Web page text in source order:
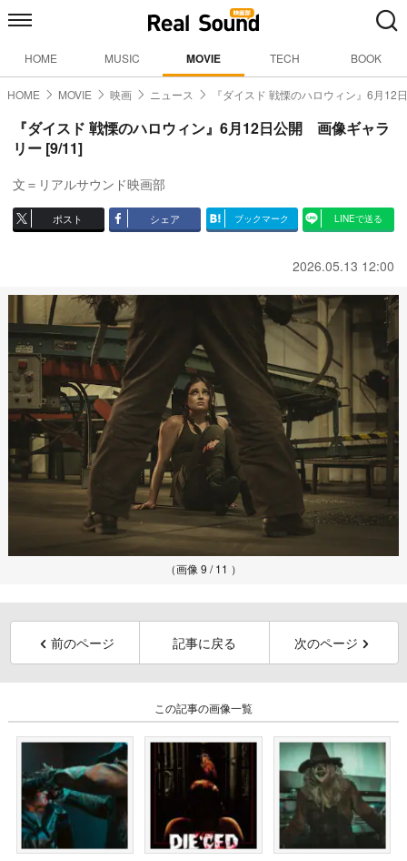
HOME MUSIC MOVIE TECH BOOK
HOME MOVIE 映画 ニュース 『ダイスド 戦慄のハロウィン』6月12
『ダイスド 戦慄のハロウィン』6月12日公開 画像ギャラ
リー [9/11]
文＝リアルサウンド映画部
ポスト シェア ブックマーク LINEで送る
2026.05.13 12:00
（画像 9 / 11 ）
前のページ 記事に戻る 次のページ
この記事の画像一覧